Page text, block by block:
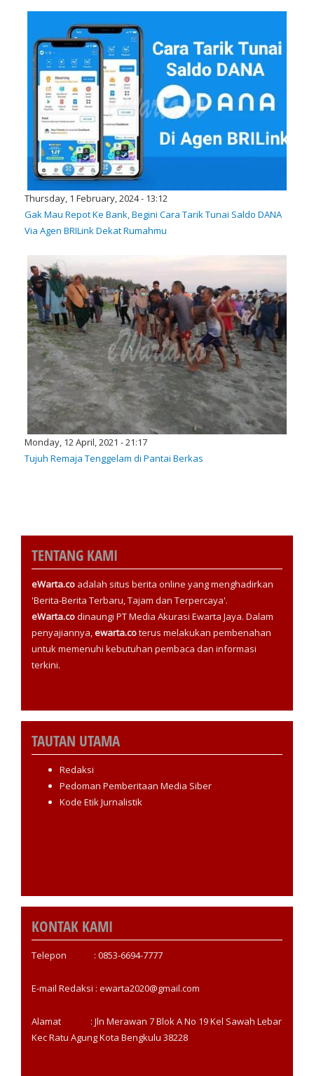
Thursday, 1 February, 2024 - 13:12
Gak Mau Repot Ke Bank, Begini Cara Tarik Tunai Saldo DANA
Via Agen BRILink Dekat Rumahmu
Monday, 12 April, 2021 - 21:17
Tujuh Remaja Tenggelam di Pantai Berkas
TENTANG KAMI
eWarta.co adalah situs berita online yang menghadirkan
'Berita-Berita Terbaru, Tajam dan Terpercaya'.
eWarta.codinaungi PT Media Akurasi Ewarta Jaya. Dalam
penyajiannya,ewarta.coterus melakukan pembenahan
untuk memenuhi kebutuhan pembaca dan informasi
terkini.
TAUTAN UTAMA
Redaksi
Pedoman Pemberitaan Media Siber
Kode Etik Jurnalistik
KONTAK KAMI
Telepon : 0853-6694-7777
E-mail Redaksi : ewarta2020@gmail.com
Alamat : Jln Merawan 7 Blok A No 19 Kel Sawah Lebar
Kec Ratu Agung Kota Bengkulu 38228